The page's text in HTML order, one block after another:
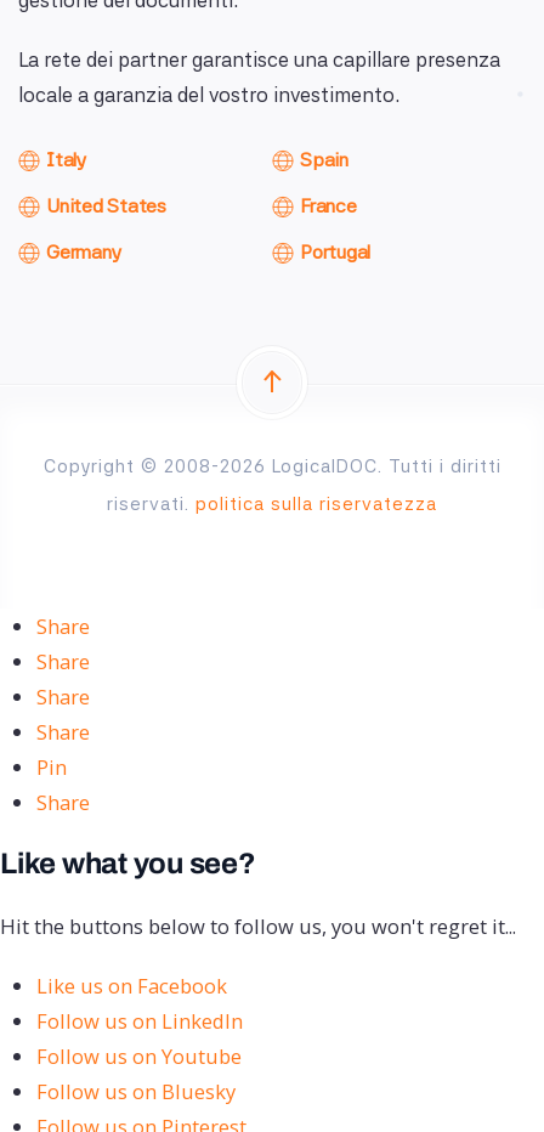
La rete dei partner garantisce una capillare presenza
locale a garanzia del vostro investimento.
Italy
United States
Germany
Spain
France
Portugal
Copyright © 2008-2026 LogicalDOC. Tutti i diritti
riservati. politica sulla riservatezza
Share
Share
Share
Share
Pin
Share
Like what you see?
Hit the buttons below to follow us, you won't regret it...
Like us on Facebook
Follow us on LinkedIn
Follow us on Youtube
Follow us on Bluesky